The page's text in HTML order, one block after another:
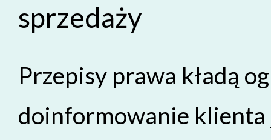
sprzedaży
Przepisy prawa kładą
doinformowanie klienta